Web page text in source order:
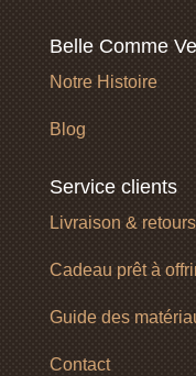
Belle Comme
Notre Histoire
Blog
Service clients
Livraison & retours
Cadeau prêt à
Guide des
Contact